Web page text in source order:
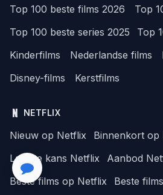
Top 100 beste films 2026
Top
Top 100 beste series 2025
Top
Kinderfilms
Nederlandse films
Disney-films
Kerstfilms
NETFLIX
Nieuw op Netflix
Binnenkort op
Laatste kans Netflix
Aanbod
Beste films op Netflix
Beste